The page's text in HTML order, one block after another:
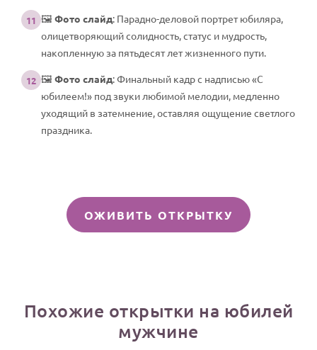
11 🖼️ Фото слайд: Парадно-деловой портрет юбиляра,
олицетворяющий солидность, статус и мудрость,
накопленную за пятьдесят лет жизненного пути.
12 🖼️ Фото слайд: Финальный кадр с надписью «С
юбилеем!» под звуки любимой мелодии, медленно
уходящий в затемнение, оставляя ощущение светлого
праздника.
ОЖИВИТЬ ОТКРЫТКУ
Похожие открытки на юбилей
мужчине